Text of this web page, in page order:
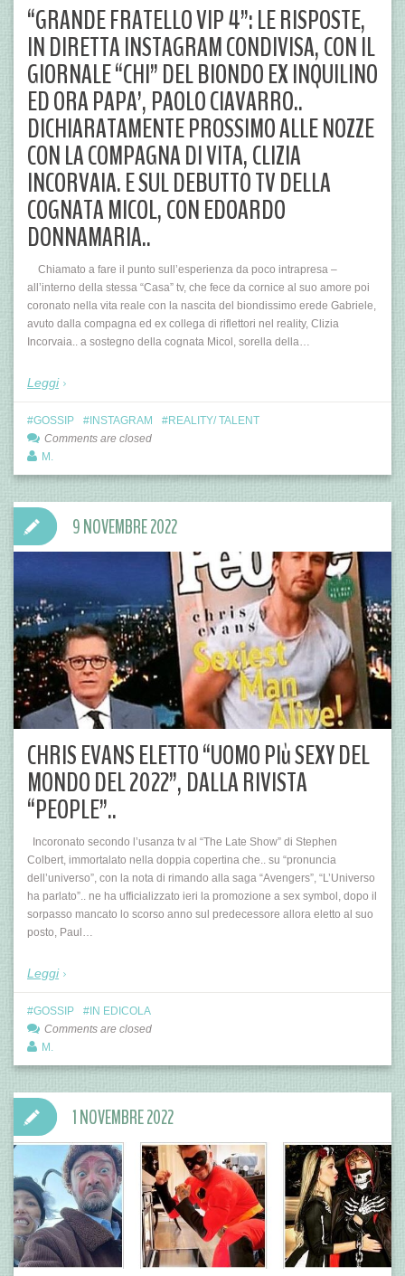
“GRANDE FRATELLO VIP 4”: LE RISPOSTE,
IN DIRETTA INSTAGRAM CONDIVISA, CON IL
GIORNALE “CHI” DEL BIONDO EX INQUILINO
ED ORA PAPA’, PAOLO CIAVARRO..
DICHIARATAMENTE PROSSIMO ALLE NOZZE
CON LA COMPAGNA DI VITA, CLIZIA
INCORVAIA. E SUL DEBUTTO TV DELLA
COGNATA MICOL, CON EDOARDO
DONNAMARIA..
Chiamato a fare il punto sull’esperienza da poco intrapresa –
all’interno della stessa “Casa” tv, che fece da cornice al suo amore poi
coronato nella vita reale con la nascita del biondissimo erede Gabriele,
avuto dalla compagna ed ex collega di riflettori nel reality, Clizia
Incorvaia.. a sostegno della cognata Micol, sorella della…
Leggi
GOSSIP INSTAGRAM
REALITY/ TALENT
Comments are closed
M.
CHRIS EVANS ELETTO “UOMO PIù SEXY DEL
MONDO DEL 2022”, DALLA RIVISTA
“PEOPLE”..
Incoronato secondo l’usanza tv al “The Late Show” di Stephen
Colbert, immortalato nella doppia copertina che.. su “pronuncia
dell’universo”, con la nota di rimando alla saga “Avengers”, “L’Universo
ha parlato”.. ne ha ufficializzato ieri la promozione a sex symbol, dopo il
sorpasso mancato lo scorso anno sul predecessore allora eletto al suo
posto, Paul…
Leggi
9 NOVEMBRE 2022
GOSSIP
IN EDICOLA
Comments are closed
M.
1 NOVEMBRE 2022